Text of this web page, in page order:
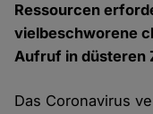
Ressourcen
vielbeschworene
Aufruf in düsteren
Das Coronavirus